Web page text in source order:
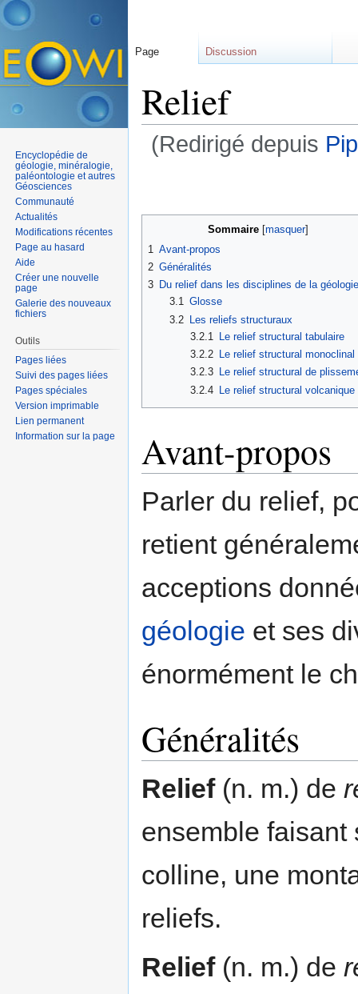
Relief
(Redirigé depuis
Sommaire[masquer]
1 Avant-propos
2 Généralités
3 Du relief dans les disciplines de la géologie
3.1 Glosse
3.2 Les reliefs structuraux
3.2.1
Le relief structural tabulaire
3.2.2
Le relief structural monoclinal
3.2.3 Le relief structural de
3.2.4 Le relief structural volcanique
Avant-propos
Parler du relief,
retient
acceptions
géologie et ses
énormément le
Généralités
Relief(n. m.) de
ensemble faisant
colline, une
reliefs.
Relief(n. m.) de
Page Discussion
Encyclopédie de
géologie, minéralogie,
paléontologie et autres
Géosciences
Communauté
Actualités
Modifications récentes
Page au hasard
Aide
Créer une nouvelle
page
Galerie des nouveaux
fichiers
Outils
Pages liées
Suivi des pages liées
Pages spéciales
Version imprimable
Lien permanent
Information sur la page